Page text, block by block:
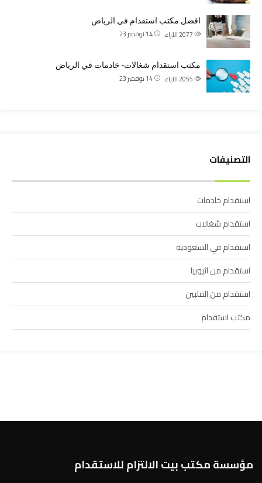
افضل مكتب استقدام في الرياض
14 نوفمبر 23 الآراء
مكتب استقدام شغالات- خادمات في الرياض
14 نوفمبر 23 الآراء
التصنيفات
استقدام خادمات
استقدام شغالات
استقدام في السعودية
استقدام من اثيوبيا
استقدام من الفلبين
مكتب استقدام
مؤسسة مكتب بيت الالتزام للاستقدام